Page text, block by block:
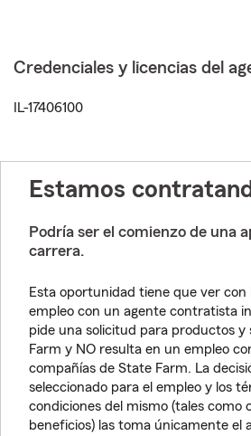
Credenciales y licencias del
IL-17406100
Estamos
Podría ser el comienzo de una
carrera.
Esta oportunidad tiene que ver con
empleo con un agente contratista
pide una solicitud para productos y
Farm y NO resulta en un empleo
compañías de State Farm. La
seleccionado para el empleo y los
condiciones del mismo (tales como
beneficios) las toma únicamente el